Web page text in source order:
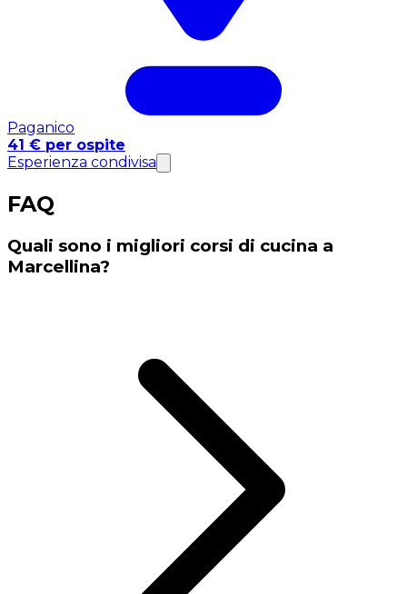
Paganico
41 € per ospite
Esperienza condivisa
FAQ
Quali sono i migliori corsi di cucina a
Marcellina?